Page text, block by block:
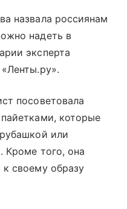
назвала россиянам
надеть в
эксперта
посоветовала
которые
или
Кроме того, она
к своему образу